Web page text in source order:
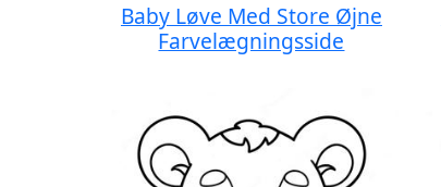
Baby Løve Med Store Øjne
Farvelægningsside